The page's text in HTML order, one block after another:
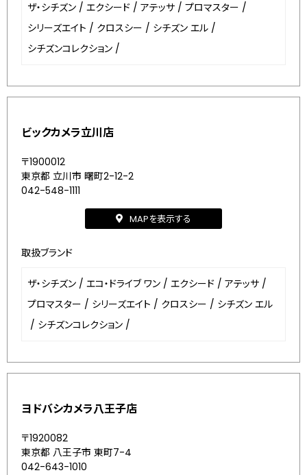
ザ・シチズン / エクシード / アテッサ / プロマスター /
シリーズエイト / クロスシー / シチズン エル /
シチズンコレクション /
ビックカメラ立川店
〒1900012
東京都 立川市 曙町2-12-2
042-548-1111
MAPを表示する
取扱ブランド
ザ・シチズン / エコ・ドライブ ワン / エクシード / アテッサ /
プロマスター / シリーズエイト / クロスシー / シチズン エル
/ シチズンコレクション /
ヨドバシカメラ八王子店
〒1920082
東京都 八王子市 東町7-4
042-643-1010